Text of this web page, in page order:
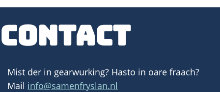
Contact
Mist der in gearwurking? Hasto in oare fraach?
Mail info@samenfryslan.nl